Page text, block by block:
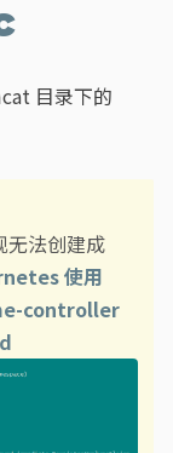
目录下的
无法创建成
使用
controller